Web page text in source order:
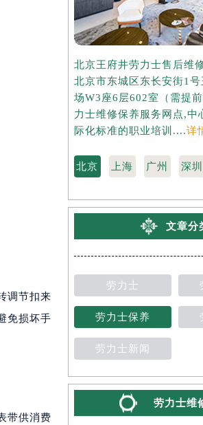
调节扣来
免损坏手
带供消费
北京王府井劳力士售后维
北京市东城区东长安街1
场W3座6层602室（需提
力士维修保养服务网点,中
际化标准的职业培训....详
北京 上海 广州 深圳
文章分
劳力士
劳力士保养
劳力士新闻
劳力士维